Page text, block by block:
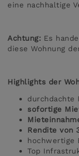
eine nachhaltige
Achtung: Es
diese Wohnung
Highlights der
durchdachte
sofortige
Rendite von
hochwertige
Top